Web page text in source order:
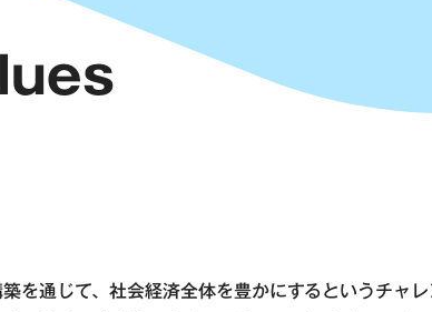
通じて、社会経済全体を豊かにするというチャレ